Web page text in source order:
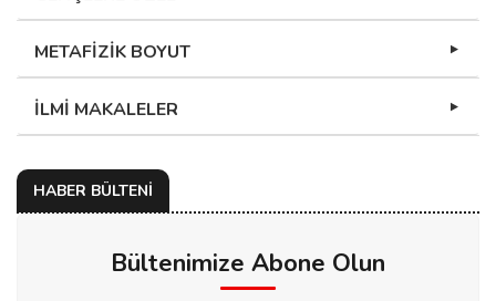
METAFİZİK BOYUT
İLMİ MAKALELER
HABER BÜLTENİ
Bültenimize Abone Olun